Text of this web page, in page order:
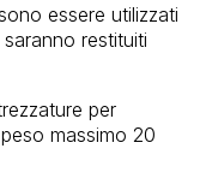
essere utilizzati
restituiti
per
massimo 20